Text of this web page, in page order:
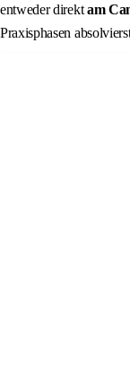
entweder direktam
Praxisphasen